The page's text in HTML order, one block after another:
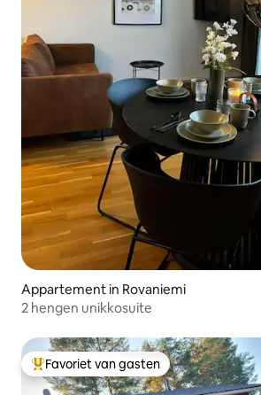
Appartement in Rovaniemi
2 hengen unikkosuite
Topfavoriet van gasten
Favoriet van gasten